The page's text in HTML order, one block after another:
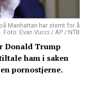
Manhattan har stemt for å
Evan Vucci / AP / NTB
Donald Trump
ham i saken
pornostjerne.